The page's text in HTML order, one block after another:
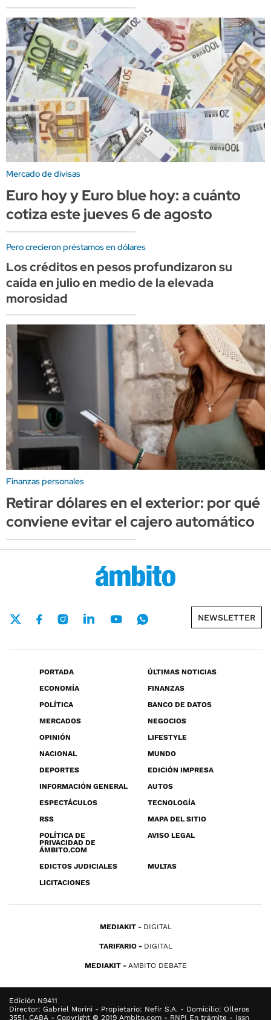
Mercado de divisas
Euro hoy y Euro blue hoy: a cuánto
cotiza este jueves 6 de agosto
Pero crecieron préstamos en dólares
Los créditos en pesos profundizaron su
caída en julio en medio de la elevada
morosidad
Finanzas personales
Retirar dólares en el exterior: por qué
conviene evitar el cajero automático
NEWSLETTER
PORTADA
ÚLTIMAS NOTICIAS
ECONOMÍA
FINANZAS
POLÍTICA
BANCO DE DATOS
MERCADOS
NEGOCIOS
OPINIÓN
LIFESTYLE
NACIONAL
MUNDO
DEPORTES
EDICIÓN IMPRESA
INFORMACIÓN GENERAL
AUTOS
ESPECTÁCULOS
TECNOLOGÍA
RSS
MAPA DEL SITIO
POLÍTICA DE
PRIVACIDAD DE
ÁMBITO.COM
AVISO LEGAL
EDICTOS JUDICIALES
MULTAS
LICITACIONES
MEDIAKIT DIGITAL
TARIFARIO DIGITAL
MEDIAKIT AMBITO DEBATE
Edición N9411
Director: Gabriel Morini - Propietario: Nefir S.A. - Domicilio: Olleros
3551, CABA - Copyright © 2019 Ambito.com - RNPI En trámite - Issn